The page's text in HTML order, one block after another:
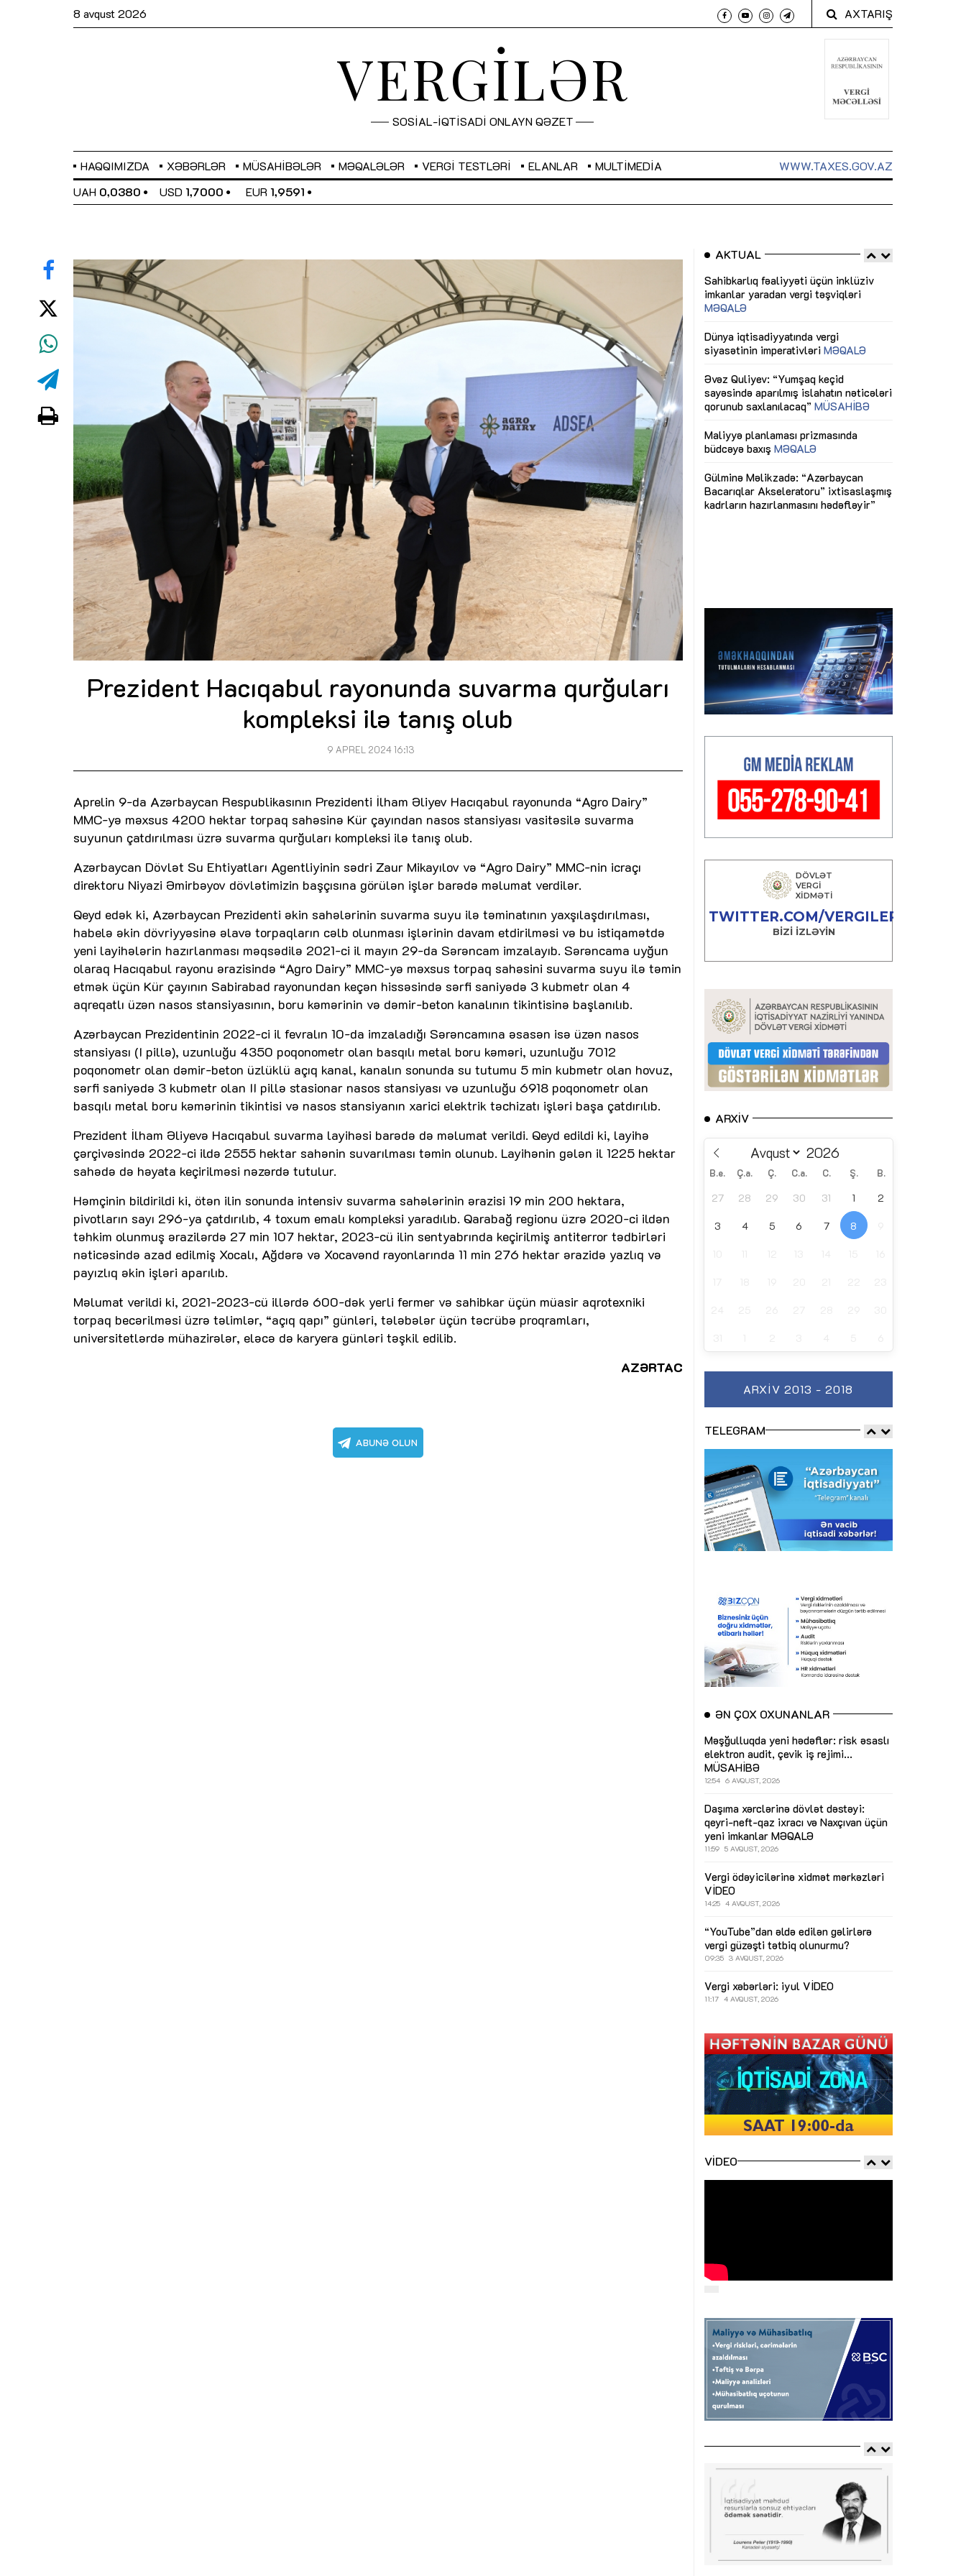
8 avqust 2026 AXTARIŞ
VERGİLƏR
SOSİAL-İQTİSADİ ONLAYN QƏZET
HAQQIMIZDA XƏBƏRLƏR MÜSAHIBƏLƏR MƏQALƏLƏR VERGI TESTLƏRI ELANLAR MULTIMEDIA
WWW.TAXES.GOV.AZ
UAH 0,0380 USD 1,7000 EUR 1,9591
Prezident Hacıqabul rayonunda suvarma qurğuları
kompleksi ilə tanış olub
9 APREL 2024 16:13
Aprelin 9-da Azərbaycan Respublikasının Prezidenti İlham Əliyev Hacıqabul rayonunda “Agro Dairy”
MMC-yə məxsus 4200 hektar torpaq sahəsinə Kür çayından nasos stansiyası vasitəsilə suvarma
suyunun çatdırılması üzrə suvarma qurğuları kompleksi ilə tanış olub.
Azərbaycan Dövlət Su Ehtiyatları Agentliyinin sədri Zaur Mikayılov və “Agro Dairy” MMC-nin icraçı
direktoru Niyazi Əmirbəyov dövlətimizin başçısına görülən işlər barədə məlumat verdilər.
Qeyd edək ki, Azərbaycan Prezidenti əkin sahələrinin suvarma suyu ilə təminatının yaxşılaşdırılması,
habelə əkin dövriyyəsinə əlavə torpaqların cəlb olunması işlərinin davam etdirilməsi və bu istiqamətdə
yeni layihələrin hazırlanması məqsədilə 2021-ci il mayın 29-da Sərəncam imzalayıb. Sərəncama uyğun
olaraq Hacıqabul rayonu ərazisində “Agro Dairy” MMC-yə məxsus torpaq sahəsini suvarma suyu ilə təmin
etmək üçün Kür çayının Sabirabad rayonundan keçən hissəsində sərfi saniyədə 3 kubmetr olan 4
aqreqatlı üzən nasos stansiyasının, boru kəmərinin və dəmir-beton kanalının tikintisinə başlanılıb.
Azərbaycan Prezidentinin 2022-ci il fevralın 10-da imzaladığı Sərəncamına əsasən isə üzən nasos
stansiyası (I pillə), uzunluğu 4350 poqonometr olan basqılı metal boru kəməri, uzunluğu 7012
poqonometr olan dəmir-beton üzlüklü açıq kanal, kanalın sonunda su tutumu 5 min kubmetr olan hovuz,
sərfi saniyədə 3 kubmetr olan II pillə stasionar nasos stansiyası və uzunluğu 6918 poqonometr olan
basqılı metal boru kəmərinin tikintisi və nasos stansiyanın xarici elektrik təchizatı işləri başa çatdırılıb.
Prezident İlham Əliyevə Hacıqabul suvarma layihəsi barədə də məlumat verildi. Qeyd edildi ki, layihə
çərçivəsində 2022-ci ildə 2555 hektar sahənin suvarılması təmin olunub. Layihənin gələn il 1225 hektar
sahədə də həyata keçirilməsi nəzərdə tutulur.
Həmçinin bildirildi ki, ötən ilin sonunda intensiv suvarma sahələrinin ərazisi 19 min 200 hektara,
pivotların sayı 296-ya çatdırılıb, 4 toxum emalı kompleksi yaradılıb. Qarabağ regionu üzrə 2020-ci ildən
təhkim olunmuş ərazilərdə 27 min 107 hektar, 2023-cü ilin sentyabrında keçirilmiş antiterror tədbirləri
nəticəsində azad edilmiş Xocalı, Ağdərə və Xocavənd rayonlarında 11 min 276 hektar ərazidə yazlıq və
payızlıq əkin işləri aparılıb.
Məlumat verildi ki, 2021-2023-cü illərdə 600-dək yerli fermer və sahibkar üçün müasir aqrotexniki
torpaq becərilməsi üzrə təlimlər, “açıq qapı” günləri, tələbələr üçün təcrübə proqramları,
universitetlərdə mühazirələr, eləcə də karyera günləri təşkil edilib.
AZƏRTAC
AKTUAL
Sahibkarlıq fəaliyyəti üçün inklüziv
imkanlar yaradan vergi təşviqləri
MƏQALƏ
Dünya iqtisadiyyatında vergi
siyasətinin imperativləri
Əvəz Quliyev: “Yumşaq keçid
sayəsində aparılmış islahatın nəticələri
qorunub saxlanılacaq”MÜSAHİBƏ
Maliyyə planlaması prizmasında
büdcəyə baxışMƏQALƏ
Gülminə Məlikzadə: “Azərbaycan
Bacarıqlar Akseleratoru” ixtisaslaşmış
kadrların hazırlanmasını hədəfləyir”
“Düzgün kommunikasiyanın arxasında
real iş və sistemli fəaliyyət dayanır”
MÜSAHİBƏ
Nicat İmanov: "Vergi qanunvericiliyinə
dəyişikliklər sahibkarlıq mühitinin
yaxşılaşdırılmasına xidmət edir"
MÜSAHİBƏ
Aytən Kərimova: “Məqsədimiz daha
inklüziv iş mühiti yaratmaq, çevik və
öyrənən komanda formalaşdırmaqdır”
MÜSAHİBƏ
Azərbaycanda dövlət-özəl tərəfdaşlığı
çərçivəsində həyata keçirilən ilk pilot
layihəVİDEO
Aydın Hüseynov: “Əsrin müqaviləsi”
Azərbaycanın iqtisadi suverenliyini
təmin edən əsas dayaqlardandır”
MÜSAHİBƏ
Sahibkarlıq fəaliyyəti üçün inklüziv
imkanlar yaradan vergi təşviqləri
MƏQALƏ
Dünya iqtisadiyyatında vergi
siyasətinin imperativləri MƏQALƏ
Əvəz Quliyev: “Yumşaq keçid
sayəsində aparılmış islahatın nəticələri
qorunub saxlanılacaq” MÜSAHİBƏ
Maliyyə planlaması prizmasında
büdcəyə baxış MƏQALƏ
Gülminə Məlikzadə: “Azərbaycan
Bacarıqlar Akseleratoru” ixtisaslaşmış
kadrların hazırlanmasını hədəfləyir”
ARXIV
B.e. Ç.a. Ç. C.a. C. Ş. B.
27 28 29 30 31 1 2
3 4 5 6 7 8
ARXIV 2013 - 2018
TELEGRAM
ƏN ÇOX OXUNANLAR
Məşğulluqda yeni hədəflər: risk əsaslı
elektron audit, çevik iş rejimi...
MÜSAHİBƏ
12:54 6 AVQUST, 2026
Daşıma xərclərinə dövlət dəstəyi:
qeyri-neft-qaz ixracı və Naxçıvan üçün
yeni imkanlar MƏQALƏ
11:59 5 AVQUST, 2026
Vergi ödəyicilərinə xidmət mərkəzləri
VİDEO
14:25 4 AVQUST, 2026
“YouTube”dan əldə edilən gəlirlərə
vergi güzəşti tətbiq olunurmu?
09:35 3 AVQUST, 2026
Vergi xəbərləri: iyul VİDEO
11:17 4 AVQUST, 2026
VIDEO